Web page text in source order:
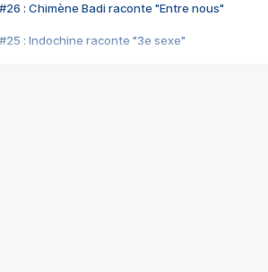
#26 : Chimène Badi raconte "Entre nous"
#25 : Indochine raconte "3e sexe"